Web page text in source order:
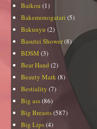
Baikou (1)
Bakemonogatari (5)
Bakunyu (2)
Basutei Shower(8)
BDSM (3)
Bear Hand (2)
Beauty Mark (8)
Bestiality (7)
Big ass(86)
Big Breasts(587)
Big Lips(4)